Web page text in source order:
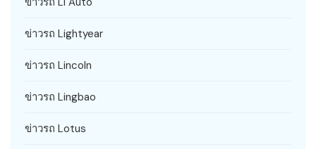
ข่าวรถ Lightyear
ข่าวรถ Lincoln
ข่าวรถ Lingbao
ข่าวรถ Lotus